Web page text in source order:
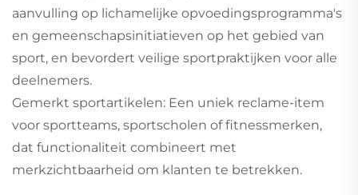
aanvulling op lichamelijke opvoedingsprogramma's
en gemeenschapsinitiatieven op het gebied van
sport, en bevordert veilige sportpraktijken voor alle
deelnemers.
Gemerkt sportartikelen: Een uniek reclame-item
voor sportteams, sportscholen of fitnessmerken,
dat functionaliteit combineert met
merkzichtbaarheid om klanten te betrekken.